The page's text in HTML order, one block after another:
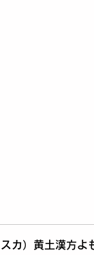
カ）黄土漢方